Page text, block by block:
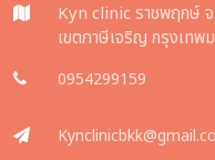
Kyn clinic ราชพฤกษ์
เขตภาษีเจริญ กรุงเทพ
0954299159